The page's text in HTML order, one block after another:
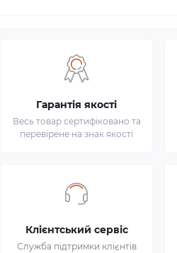
Гарантія якості
Весь товар сертифіковано та
перевірене на знак якості
Клієнтський сервіс
Служба підтримки клієнтів